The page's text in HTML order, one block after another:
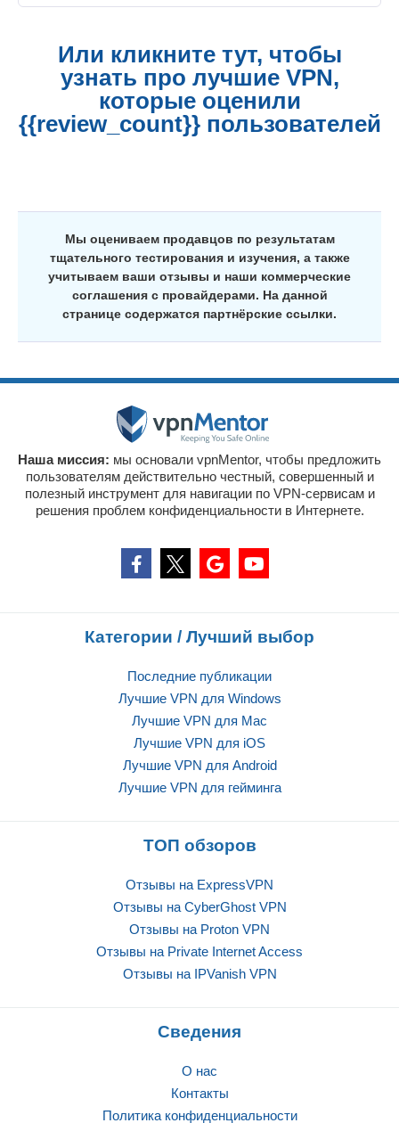
Или кликните тут, чтобы
узнать про лучшие VPN,
которые оценили
{{review_count}} пользователей
Мы оцениваем продавцов по результатам
тщательного тестирования и изучения, а также
учитываем ваши отзывы и наши коммерческие
соглашения с провайдерами. На данной
странице содержатся партнёрские ссылки.
Наша миссия: мы основали vpnMentor, чтобы предложить
пользователям действительно честный, совершенный и
полезный инструмент для навигации по VPN-сервисам и
решения проблем конфиденциальности в Интернете.
Категории / Лучший выбор
Последние публикации
Лучшие VPN для Windows
Лучшие VPN для Mac
Лучшие VPN для iOS
Лучшие VPN для Android
Лучшие VPN для гейминга
ТОП обзоров
Отзывы на ExpressVPN
Отзывы на CyberGhost VPN
Отзывы на Proton VPN
Отзывы на Private Internet Access
Отзывы на IPVanish VPN
Сведения
О нас
Контакты
Политика конфиденциальности